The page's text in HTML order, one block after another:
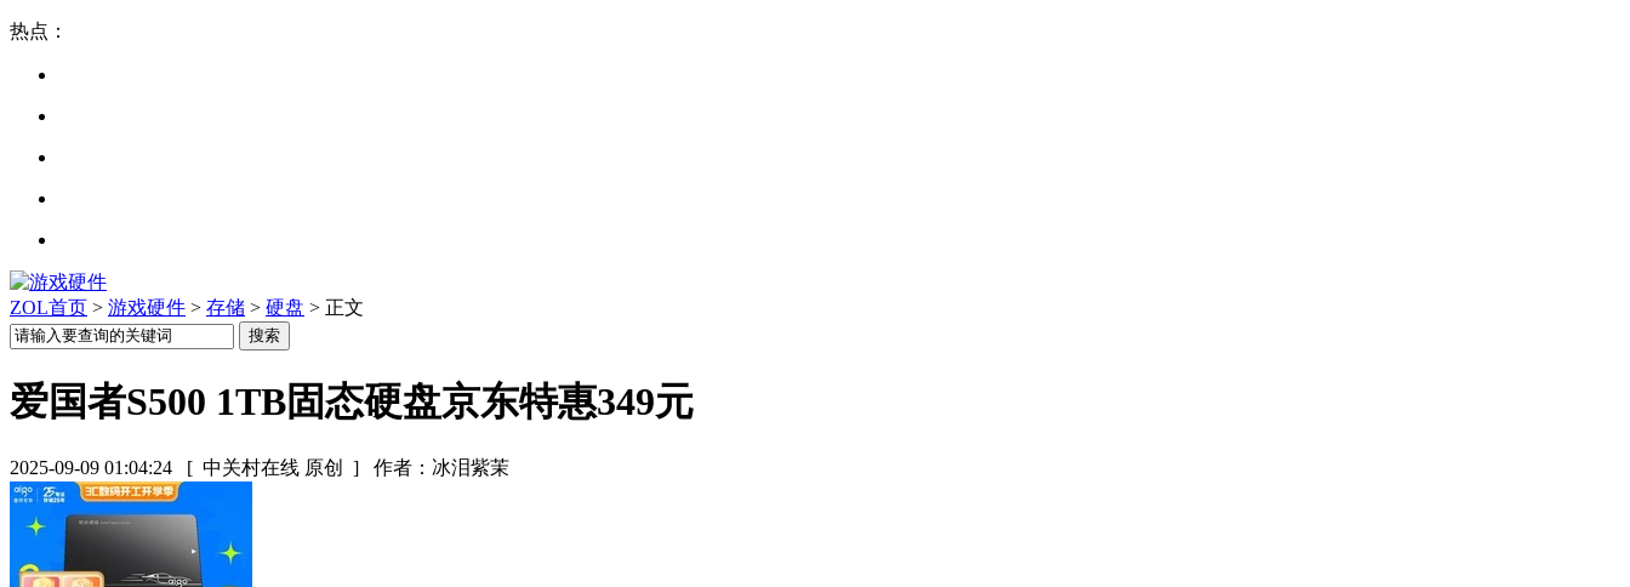
热点：
ZOL首页 > 游戏硬件 > 存储 > 硬盘 > 正文
爱国者S500 1TB固态硬盘京东特惠349元
2025-09-09 01:04:24 [ 中关村在线 原创 ] 作者：冰泪紫茉